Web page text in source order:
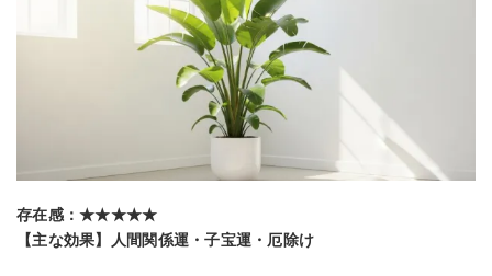
存在感：★★★★★
【主な効果】人間関係運・子宝運・厄除け